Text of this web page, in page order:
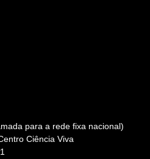
para a rede fixa nacional)
Ciência Viva